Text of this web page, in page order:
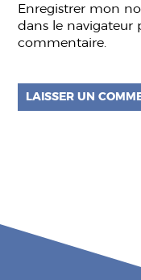
Enregistrer mon
dans le
commentaire.